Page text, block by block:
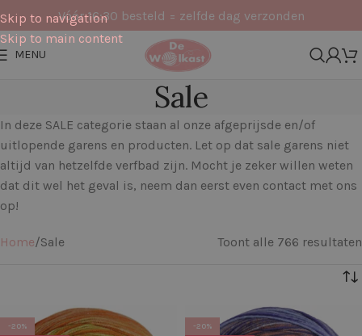
Skip to navigation
Skip to main content
Vóór 16:30 besteld = zelfde dag verzonden
MENU
Sale
In deze SALE categorie staan al onze afgeprijsde en/of
uitlopende garens en producten. Let op dat sale garens niet
altijd van hetzelfde verfbad zijn. Mocht je zeker willen weten
dat dit wel het geval is, neem dan eerst even contact met ons
op!
Home Sale Toont alle 766 resultaten
-20%
-20%